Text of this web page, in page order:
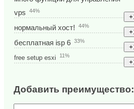
vps
44%
нормальный хост! 44%
бесплатная isp 6 33%
free setup esxi 11%
Добавить преимущество: